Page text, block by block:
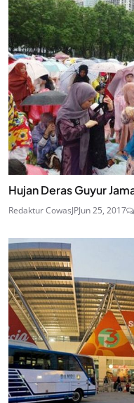
Hujan Deras Guyur
Redaktur CowasJPJun 25, 2017